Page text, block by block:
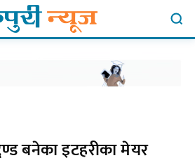
बनेका इटहरीका मेयर